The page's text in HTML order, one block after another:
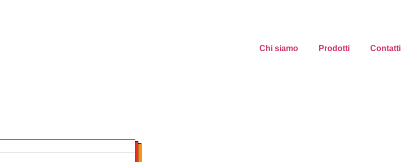
Chi siamo Prodotti Contatti